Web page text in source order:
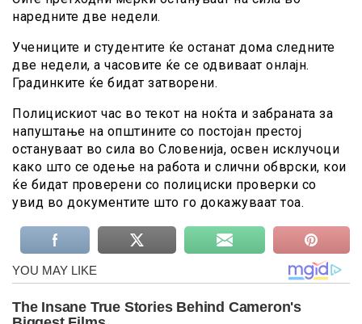
наредните две недели.
Учениците и студентите ќе останат дома следните
две недели, а часовите ќе се одвиваат онлајн.
Градинките ќе бидат затворени.
Полицискиот час во текот на ноќта и забраната за
напуштање на општините со постојан престој
остануваат во сила во Словенија, освен исклучоци
како што се одење на работа и слични обврски, кои
ќе бидат проверени со полициски проверки со
увид во документите што го докажуваат тоа.